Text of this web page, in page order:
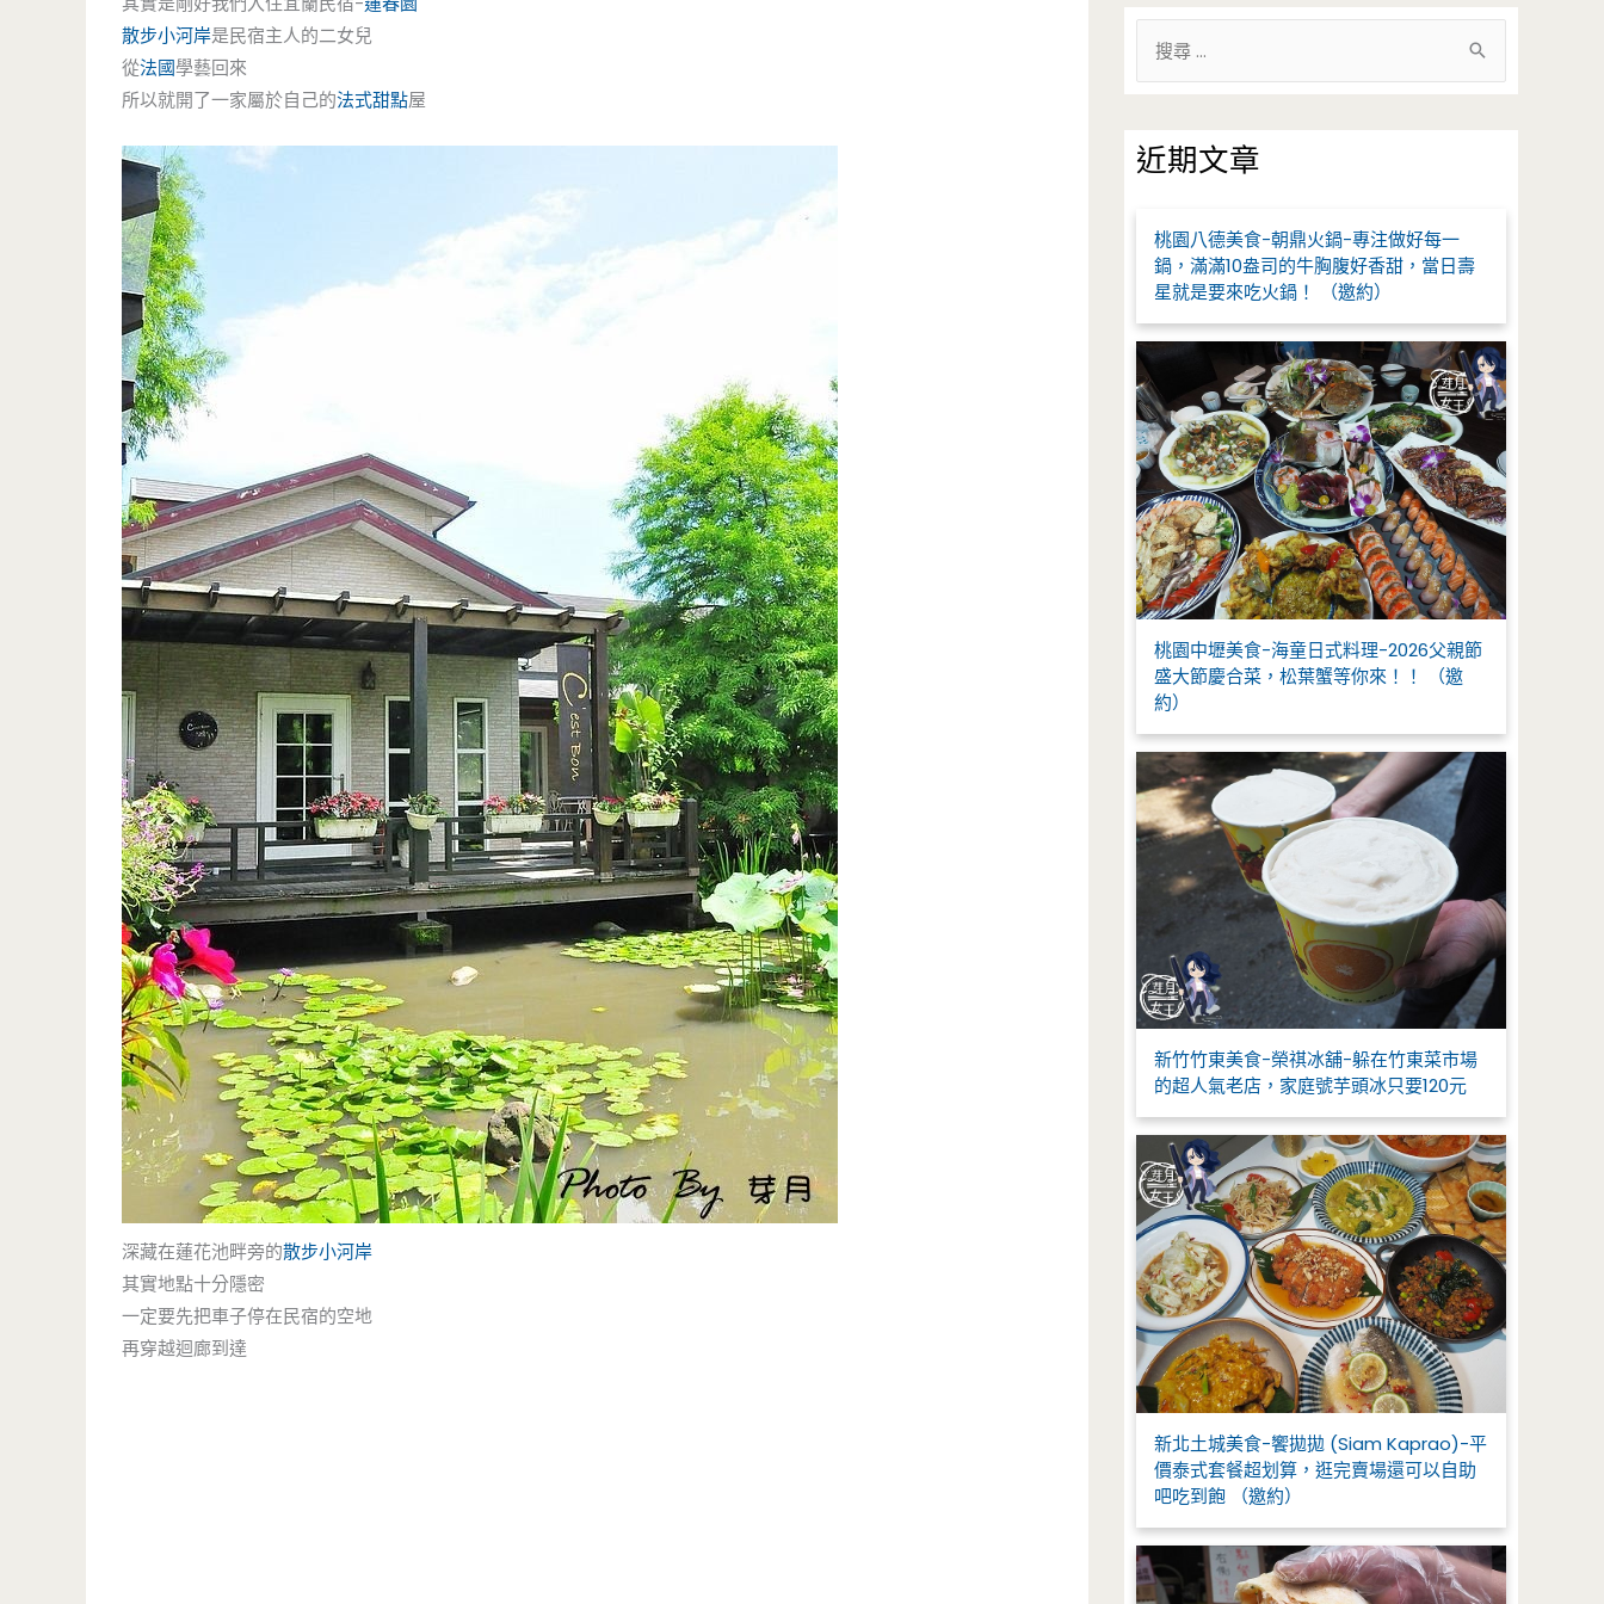
散步小河岸是民宿主人的二女兒
從法國學藝回來
所以就開了一家屬於自己的法式甜點屋
深藏在蓮花池畔旁的散步小河岸
其實地點十分隱密
一定要先把車子停在民宿的空地
再穿越迴廊到達
鍵
字
近期文章
桃園八德美食-朝鼎火鍋-專注做好每一
鍋，滿滿10盎司的牛胸腹好香甜，當日壽
星就是要來吃火鍋！ （邀約）
桃園中壢美食-海童日式料理-2026父親節
盛大節慶合菜，松葉蟹等你來！！ （邀
約）
新竹竹東美食-榮祺冰舖-躲在竹東菜市場
的超人氣老店，家庭號芋頭冰只要120元
新北土城美食-饗拋拋 (Siam Kaprao)-平
價泰式套餐超划算，逛完賣場還可以自助
吧吃到飽 （邀約）